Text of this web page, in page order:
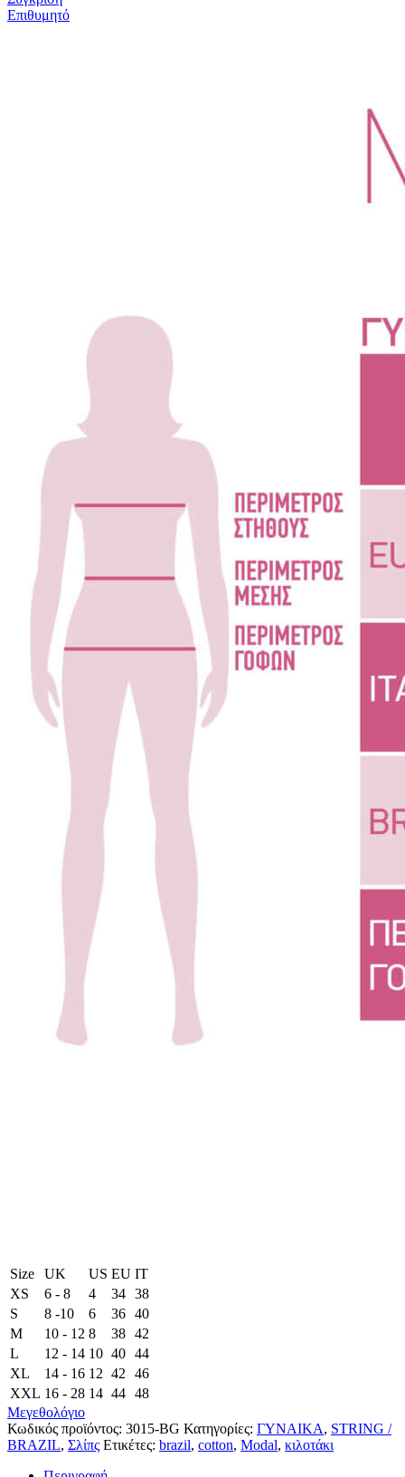
Επιθυμητό
Size UK US EU ΙΤ
XS
6 - 8 4 34 38
S
8 -10 6 36 40
M
10 - 12 8 38 42
L
12 - 14 10 40 44
XL
14 - 16 12 42
46
XXL 16 - 28 14 44 48
Μεγεθολόγιο
Κωδικός προϊόντος: 3015-BG Κατηγορίες: ΓΥΝΑΙΚΑ, STRING /
BRAZIL, Σλίπς Ετικέτες: brazil, cotton, Modal, κιλοτάκι